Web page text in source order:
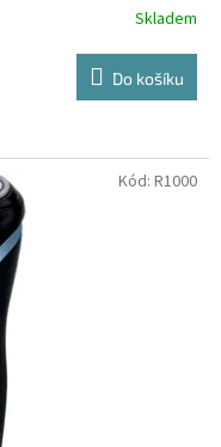
Skladem
Do košíku
Kód: R1000